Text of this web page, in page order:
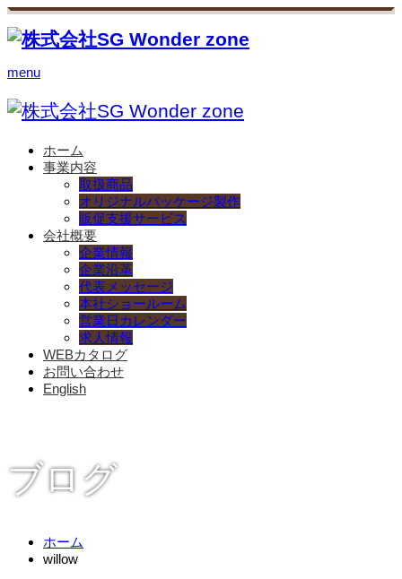
menu
ホーム
事業内容
取扱商品
オリジナルパッケージ製作
販促支援サービス
会社概要
企業情報
企業沿革
代表メッセージ
本社ショールーム
営業日カレンダー
求人情報
WEBカタログ
お問い合わせ
English
ブログ
ホーム
willow